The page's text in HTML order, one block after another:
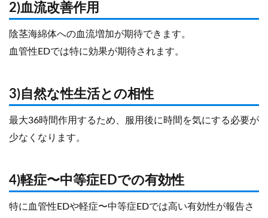
2)血流改善作用
陰茎海綿体への血流増加が期待できます。
血管性EDでは特に効果が期待されます。
3)自然な性生活との相性
最大36時間作用するため、服用後に時間を気にする必要が
少なくなります。
4)軽症〜中等症EDでの有効性
特に血管性EDや軽症〜中等症EDでは高い有効性が報告さ